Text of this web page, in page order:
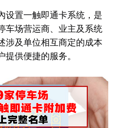
设置一触即通卡系统，是
车场营运商、业主及系统
涉及单位相互商定的成本
提供便捷的服务。